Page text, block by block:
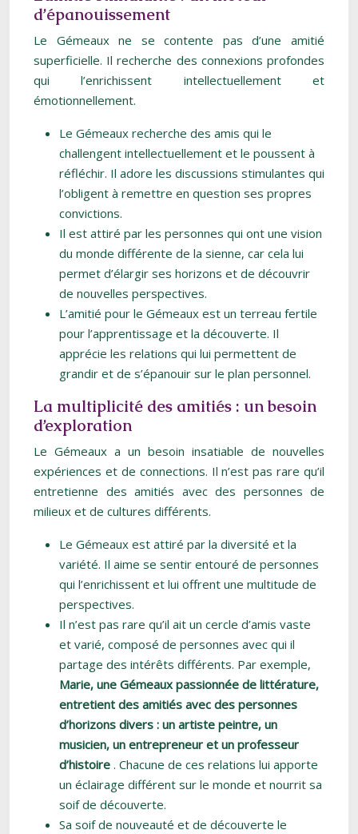
d’épanouissement
Le Gémeaux ne se contente pas d’une amitié
superficielle. Il recherche des connexions profondes
qui l’enrichissent intellectuellement et
émotionnellement.
Le Gémeaux recherche des amis qui le
challengent intellectuellement et le poussent à
réfléchir. Il adore les discussions stimulantes qui
l’obligent à remettre en question ses propres
convictions.
Il est attiré par les personnes qui ont une vision
du monde différente de la sienne, car cela lui
permet d’élargir ses horizons et de découvrir
de nouvelles perspectives.
L’amitié pour le Gémeaux est un terreau fertile
pour l’apprentissage et la découverte. Il
apprécie les relations qui lui permettent de
grandir et de s’épanouir sur le plan personnel.
La multiplicité des amitiés : un besoin
d’exploration
Le Gémeaux a un besoin insatiable de nouvelles
expériences et de connections. Il n’est pas rare qu’il
entretienne des amitiés avec des personnes de
milieux et de cultures différents.
Le Gémeaux est attiré par la diversité et la
variété. Il aime se sentir entouré de personnes
qui l’enrichissent et lui offrent une multitude de
perspectives.
Il n’est pas rare qu’il ait un cercle d’amis vaste
et varié, composé de personnes avec qui il
partage des intérêts différents. Par exemple,
Marie, une Gémeaux passionnée de littérature,
entretient des amitiés avec des personnes
d’horizons divers : un artiste peintre, un
musicien, un entrepreneur et un professeur
d’histoire . Chacune de ces relations lui apporte
un éclairage différent sur le monde et nourrit sa
soif de découverte.
Sa soif de nouveauté et de découverte le